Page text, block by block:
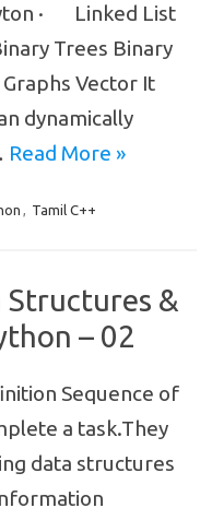
· Linked List
Trees Binary
Vector It
dynamically
Read More »
, Tamil C++
Structures &
– 02
Sequence of
a task.They
data structures